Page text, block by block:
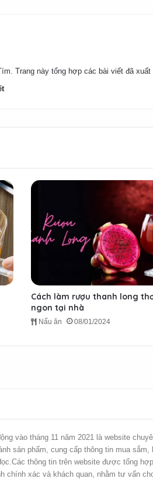
Trang này tổng hợp các bài viết đã xuất
Cách làm rượu thanh long
ngon tại nhà
Nấu ăn 08/01/2024
vào tháng 11 năm 2021 là website
sản phẩm, cung cấp thông tin mua sắm,
thông tin trên website được tổng
chính xác và khách quan, nhằm tư vấn